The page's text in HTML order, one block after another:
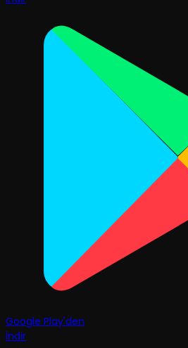
Google Play'den
İndir